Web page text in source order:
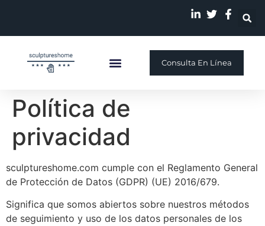
Consulta En Línea
Política de
privacidad
sculptureshome.com cumple con el Reglamento General
de Protección de Datos (GDPR) (UE) 2016/679.
Significa que somos abiertos sobre nuestros métodos
de seguimiento y uso de los datos personales de los